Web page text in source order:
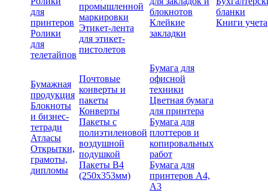
для
принтеров
Ролики
для
телетайпов
промышленной
маркировки
Этикет-лента
для этикет-
пистолетов
блокнотов
Клейкие
закладки
бланки
Книги учета
Бумажная
продукция
Блокноты
и бизнес-
тетради
Атласы
Открытки,
грамоты,
дипломы
Почтовые
конверты и
пакеты
Конверты
Пакеты с
полиэтиленовой
воздушной
подушкой
Пакеты В4
(250х353мм)
Бумага для
офисной
техники
Цветная бумага
для принтера
Бумага для
плоттеров и
копировальных
работ
Бумага для
принтеров А4,
А3